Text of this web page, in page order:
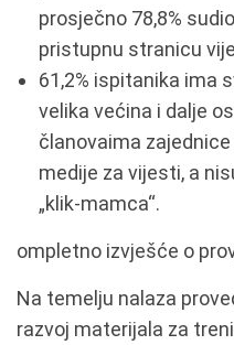
prosječno 78,8%
pristupnu stranicu
61,2% ispitanika ima
velika većina i dalje
članovaima
medije za vijesti, a
„klik-mamca“.
ompletno izvješće o
Na temelju nalaza
razvoj materijala za